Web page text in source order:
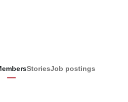
StoriesJob postings